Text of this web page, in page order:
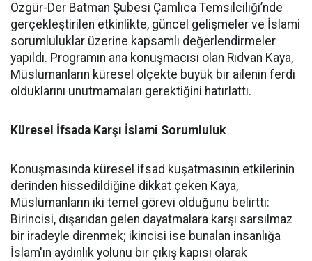
Özgür-Der Batman Şubesi Çamlıca Temsilciliği’nde
gerçekleştirilen etkinlikte, güncel gelişmeler ve İslami
sorumluluklar üzerine kapsamlı değerlendirmeler
yapıldı. Programın ana konuşmacısı olan Rıdvan Kaya,
Müslümanların küresel ölçekte büyük bir ailenin ferdi
olduklarını unutmamaları gerektiğini hatırlattı.
Küresel İfsada Karşı İslami Sorumluluk
Konuşmasında küresel ifsad kuşatmasının etkilerinin
derinden hissedildiğine dikkat çeken Kaya,
Müslümanların iki temel görevi olduğunu belirtti:
Birincisi, dışarıdan gelen dayatmalara karşı sarsılmaz
bir iradeyle direnmek; ikincisi ise bunalan insanlığa
İslam'ın aydınlık yolunu bir çıkış kapısı olarak